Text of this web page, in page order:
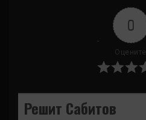
0
Оцените
Решит Сабитов